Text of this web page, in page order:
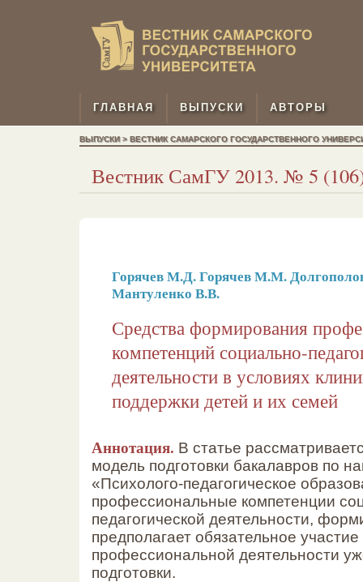
ГЛАВНАЯ ВЫПУСКИ АВТОРЫ
ВЫПУСКИ > ВЕСТНИК САМАРСКОГО ГОСУДАРСТВЕННОГО
Вестник СамГУ 2013. № 5
Горячев М.Д.Горячев М.М.
Мантуленко В.В.
Средства формирования
компетенций социально-
деятельности в условиях
поддержки детей и их семей
Аннотация. В статье
модель подготовки бакалавров по
«Психолого-педагогическое
профессиональные компетенции
педагогической деятельности,
предполагает обязательное участие
профессиональной деятельности
подготовки.